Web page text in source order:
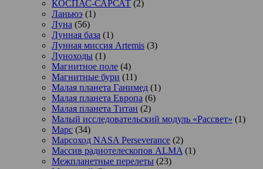
КОСПАС-САРСАТ (2)
Ланьюэ (1)
Луна (56)
Лунная база (1)
Лунная миссия Artemis (3)
Луноходы (1)
Магнитное поле (4)
Магнитные бури (11)
Малая планета Ганимед (1)
Малая планета Европа (6)
Малая планета Титан (2)
Малый исследовательский модуль «Рассвет» (1)
Марс (34)
Марсоход NASA Perseverance (2)
Массив радиотелескопов ALMA (1)
Межпланетные перелеты (23)